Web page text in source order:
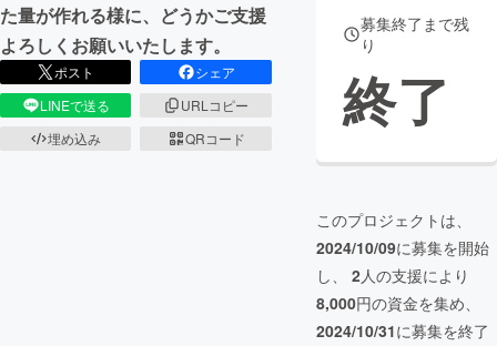
た量が作れる様に、どうかご支援
よろしくお願いいたします。
ポスト
シェア
LINEで送る
URLコピー
埋め込み
QRコード
募集終了まで残
り
終了
このプロジェクトは、
2024/10/09に募集を開始
し、 2人の支援により
8,000円の資金を集め、
2024/10/31に募集を終了